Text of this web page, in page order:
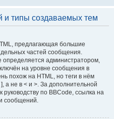
типы создаваемых тем
предлагающая большие
частей сообщения.
определяется администратором,
на уровне сообщения в
похож на HTML, но теги в нём
а не в < и >. За дополнительной
по BBCode, ссылка на
сообщений.